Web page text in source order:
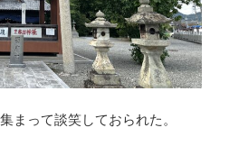
まって談笑しておられた。